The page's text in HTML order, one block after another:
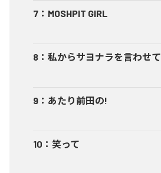
7 ： MOSHPIT GIRL
8 ： 私からサヨナラを言わせて
9 ： あたり前田の!
10 ： 笑って